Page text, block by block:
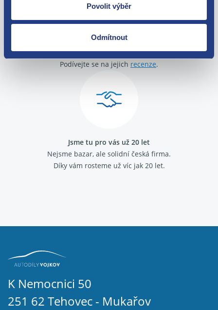
Povolit výběr
Odmítnout
O své zákazníky se staráme
Máme tisíce spokojených zákazníků.
Podívejte se na jejich recenze.
Jsme tu pro vás už 20 let
Nejsme bazar, ale solidní česká firma.
Díky vám rosteme už víc jak 20 let.
K Nemocnici 50
251 62 Tehovec - Mukařov